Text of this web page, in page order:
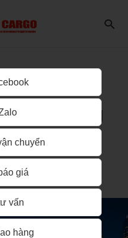
tải hàng
Minh đi
chuyển
giá
vấn
hàng